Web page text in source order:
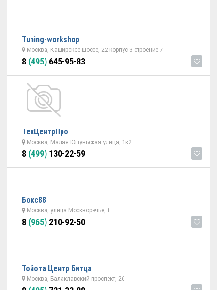
Tuning-workshop
Москва, Каширское шоссе, 22 корпус 3 строение 7
8 (495) 645-95-83
ТехЦентрПро
Москва, Малая Юшуньская улица, 1к2
8 (499) 130-22-59
Бокс88
Москва, улица Москворечье, 1
8 (965) 210-92-50
Тойота Центр Битца
Москва, Балаклавский проспект, 26